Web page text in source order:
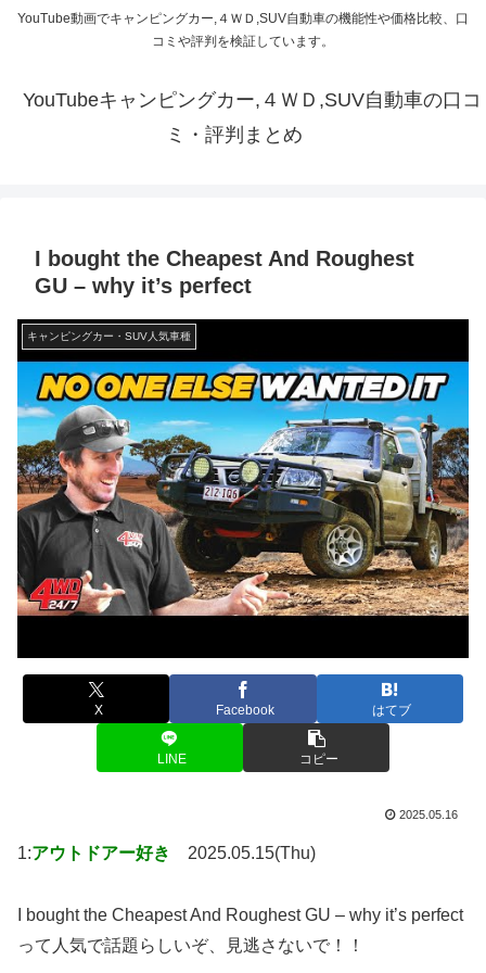
YouTube動画でキャンピングカー,４ＷＤ,SUV自動車の機能性や価格比較、口
コミや評判を検証しています。
YouTubeキャンピングカー,４ＷＤ,SUV自動車の口コ
ミ・評判まとめ
I bought the Cheapest And Roughest
GU – why it’s perfect
キャンピングカー・SUV人気車種
X Facebook はてブ
LINE コピー
2025.05.16
1:アウトドアー好き 2025.05.15(Thu)
I bought the Cheapest And Roughest GU – why it’s perfect
って人気で話題らしいぞ、見逃さないで！！